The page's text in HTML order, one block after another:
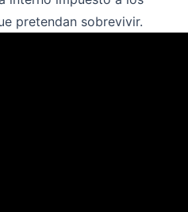
pretendan sobrevivir.